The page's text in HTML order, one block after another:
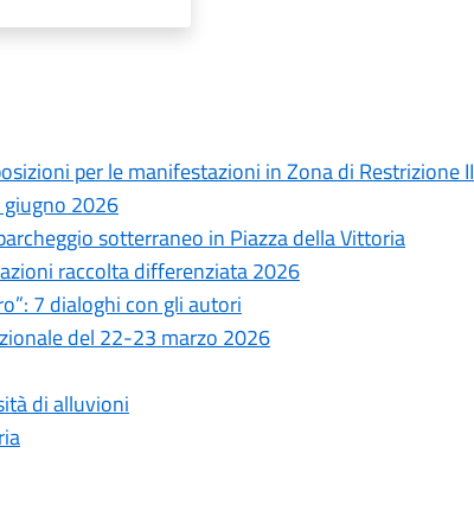
per le manifestazioni in Zona di Restrizione II
2026
sotterraneo in Piazza della Vittoria
raccolta differenziata 2026
7 dialoghi con gli autori
del 22-23 marzo 2026
di alluvioni